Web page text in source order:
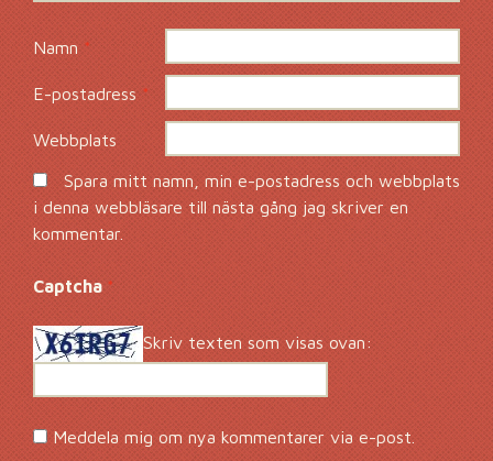
Namn *
E-postadress*
Webbplats
Spara mitt namn, min e-postadress och webbplats
i denna webbläsare till nästa gång jag skriver en
kommentar.
Captcha *
Skriv texten som visas ovan:
Meddela mig om nya kommentarer via e-post.